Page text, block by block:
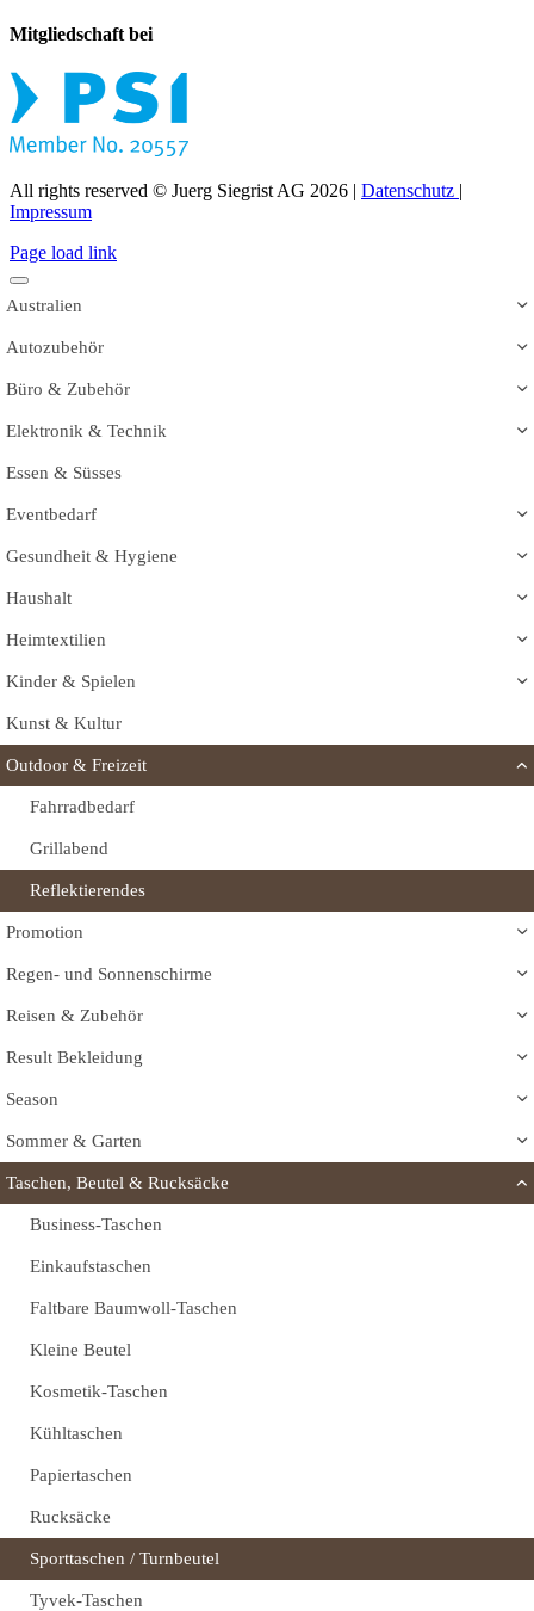
Mitgliedschaft bei
All rights reserved © Juerg Siegrist AG 2026 | Datenschutz |
Impressum
Page load link
Australien
Autozubehör
Büro & Zubehör
Elektronik & Technik
Essen & Süsses
Eventbedarf
Gesundheit & Hygiene
Haushalt
Heimtextilien
Kinder & Spielen
Kunst & Kultur
Outdoor & Freizeit
Fahrradbedarf
Grillabend
Reflektierendes
Promotion
Regen- und Sonnenschirme
Reisen & Zubehör
Result Bekleidung
Season
Sommer & Garten
Taschen, Beutel & Rucksäcke
Business-Taschen
Einkaufstaschen
Faltbare Baumwoll-Taschen
Kleine Beutel
Kosmetik-Taschen
Kühltaschen
Papiertaschen
Rucksäcke
Sporttaschen / Turnbeutel
Tyvek-Taschen